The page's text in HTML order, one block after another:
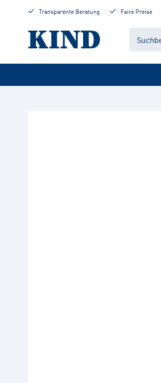
Transparente Beratung Faire Preise